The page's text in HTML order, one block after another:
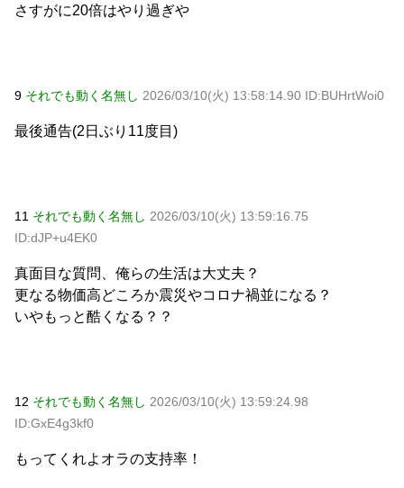
さすがに20倍はやり過ぎや
9 それでも動く名無し 2026/03/10(火) 13:58:14.90 ID:BUHrtWoi0
最後通告(2日ぶり11度目)
11 それでも動く名無し 2026/03/10(火) 13:59:16.75
ID:dJP+u4EK0
真面目な質問、俺らの生活は大丈夫？
更なる物価高どころか震災やコロナ禍並になる？
いやもっと酷くなる？？
12 それでも動く名無し 2026/03/10(火) 13:59:24.98
ID:GxE4g3kf0
もってくれよオラの支持率！